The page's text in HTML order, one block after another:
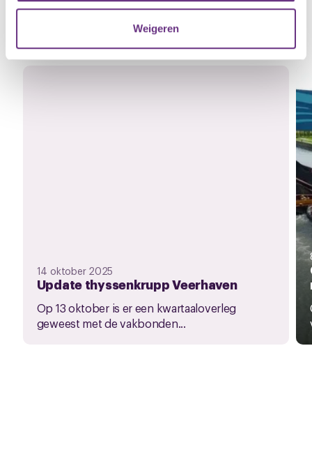
verzameld op basis van uw gebruik van hun services.
U kunt uw toestemming op elk moment wijzigen of
Weigeren
Gerelateerd nieuws
Zie al het nieuws
14 oktober 2025
Update thyssenkrupp Veerhaven
Op 13 oktober is er een kwartaaloverleg
geweest met de vakbonden...